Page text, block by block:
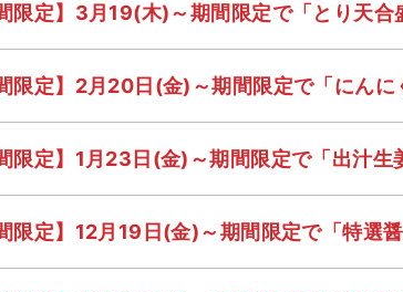
限定】3月19(木)～期間限定で「とり天合
限定】2月20日(金)～期間限定で「にん
限定】1月23日(金)～期間限定で「出汁
限定】12月19日(金)～期間限定で「特選